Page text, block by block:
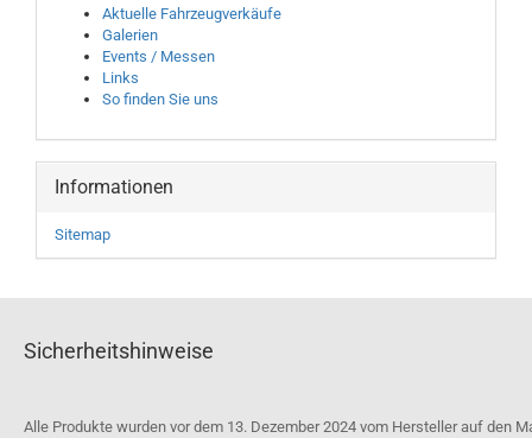
Aktuelle Fahrzeugverkäufe
Galerien
Events / Messen
Links
So finden Sie uns
Informationen
Sitemap
Sicherheitshinweise
Alle Produkte wurden vor dem 13. Dezember 2024 vom Hersteller auf den